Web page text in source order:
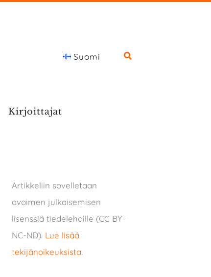
Suomi
Kirjoittajat
Artikkeliin sovelletaan
avoimen julkaisemisen
lisenssiä tiedelehdille (CC BY-
NC-ND). Lue lisää
tekijänoikeuksista.